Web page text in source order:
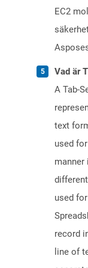
EC2
Vad är
A Tab-
text
used
manner
used
record
line of